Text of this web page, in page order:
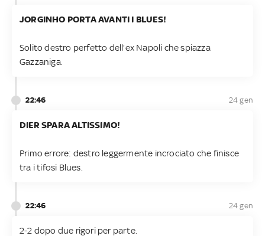
JORGINHO PORTA AVANTI I BLUES!
Solito destro perfetto dell'ex Napoli che spiazza
Gazzaniga.
22:46 24 gen
DIER SPARA ALTISSIMO!
Primo errore: destro leggermente incrociato che finisce
tra i tifosi Blues.
22:46 24 gen
2-2 dopo due rigori per parte.